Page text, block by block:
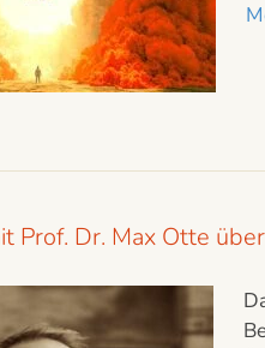
Prof. Dr. Max Otte